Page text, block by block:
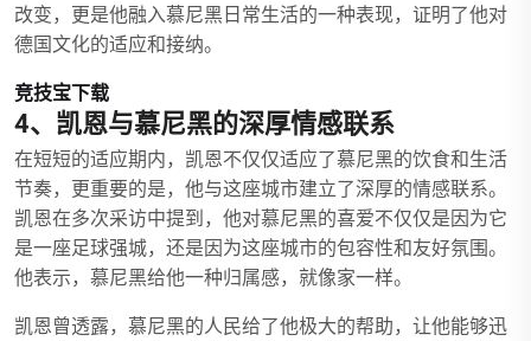
改变，更是他融入慕尼黑日常生活的一种表现，证明了他对
德国文化的适应和接纳。
竞技宝下载
4、凯恩与慕尼黑的深厚情感联系
在短短的适应期内，凯恩不仅仅适应了慕尼黑的饮食和生活
节奏，更重要的是，他与这座城市建立了深厚的情感联系。
凯恩在多次采访中提到，他对慕尼黑的喜爱不仅仅是因为它
是一座足球强城，还是因为这座城市的包容性和友好氛围。
他表示，慕尼黑给他一种归属感，就像家一样。
凯恩曾透露，慕尼黑的人民给了他极大的帮助，让他能够迅